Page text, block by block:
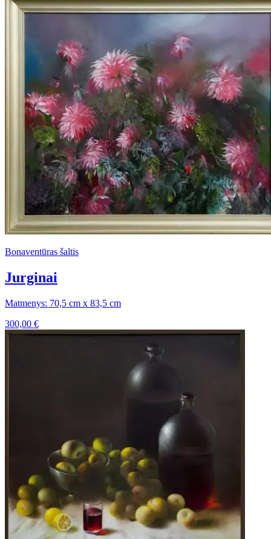
Bonaventūras šaltis
Jurginai
Matmenys: 70,5 cm x 83,5 cm
300,00 €